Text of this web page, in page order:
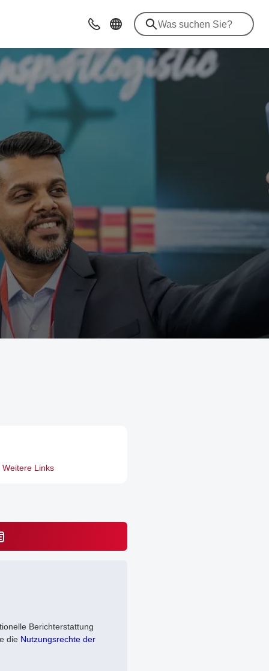
Beratung & Kontakt
Weitere Links
Berichterstattung
die Nutzungsrechte der